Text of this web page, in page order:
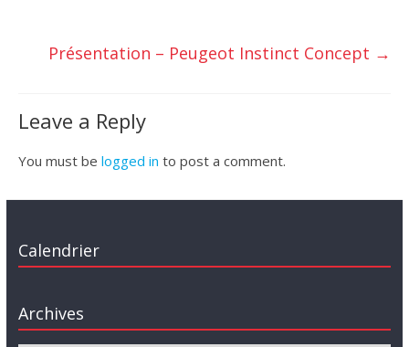
Présentation – Peugeot Instinct Concept →
Leave a Reply
You must be logged in to post a comment.
Calendrier
Archives